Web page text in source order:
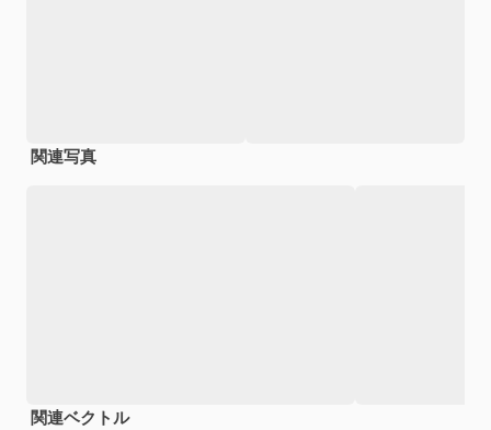
関連写真
関連ベクトル